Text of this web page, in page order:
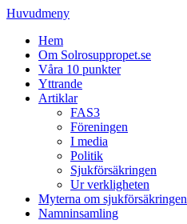
Huvudmeny
Hem
Om Solrosuppropet.se
Våra 10 punkter
Yttrande
Artiklar
FAS3
Föreningen
I media
Politik
Sjukförsäkringen
Ur verkligheten
Myterna om sjukförsäkringen
Namninsamling